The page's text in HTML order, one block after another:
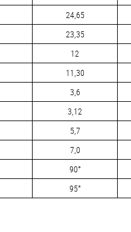
24,65
23,35
12
11,30
3,6
3,12
5,7
7,0
90°
95°